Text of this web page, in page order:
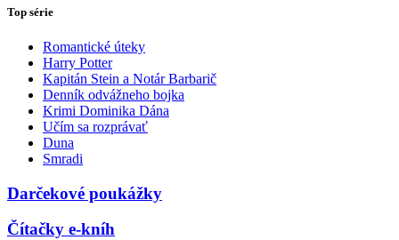
Top série
Romantické úteky
Harry Potter
Kapitán Stein a Notár Barbarič
Denník odvážneho bojka
Krimi Dominika Dána
Učím sa rozprávať
Duna
Smradi
Darčekové poukážky
Čítačky e-kníh